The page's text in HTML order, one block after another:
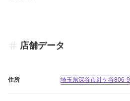
店舗データ
住所 埼玉県深谷市針ケ谷806‐9